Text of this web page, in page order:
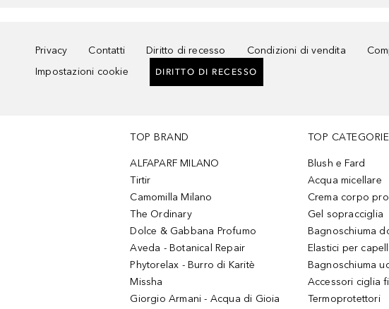
Privacy Contatti Diritto di recesso Condizioni di vendita
Impostazioni cookie
DIRITTO DI RECESSO
TOP BRAND
ALFAPARF MILANO
Tirtir
Camomilla Milano
The Ordinary
Dolce & Gabbana Profumo
Aveda - Botanical Repair
Phytorelax - Burro di Karitè
Missha
Giorgio Armani - Acqua di Gioia
TOP CATEGORIE
Blush e Fard
Acqua micellare
Crema corpo
Gel sopracciglia
Bagnoschiuma
Elastici per
Bagnoschiuma
Accessori ciglia
Termoprotettori